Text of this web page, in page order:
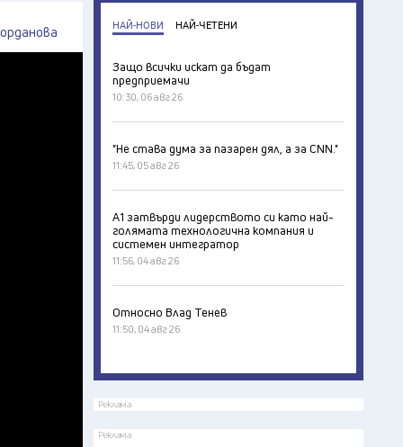
НАЙ-НОВИ НАЙ-ЧЕТЕНИ
Защо всички искат да бъдат
предприемачи
10:30, 06 авг 26
"Не става дума за пазарен дял, а за CNN."
11:45, 05 авг 26
А1 затвърди лидерството си като най-
голямата технологична компания и
системен интегратор
11:56, 04 авг 26
Относно Влад Тенев
11:50, 04 авг 26
Реклама
Реклама